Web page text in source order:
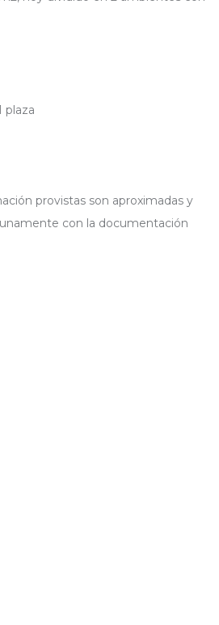
plaza
provistas son aproximadas y
con la documentación